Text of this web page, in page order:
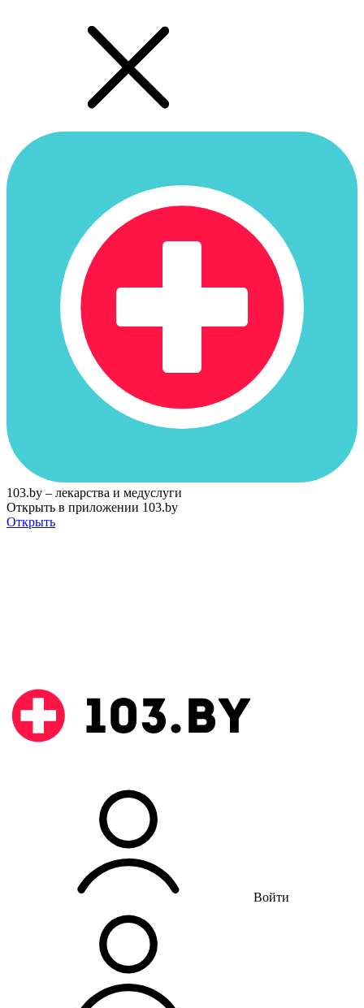
103.by – лекарства и медуслуги
Открыть в приложении 103.by
Открыть
Войти